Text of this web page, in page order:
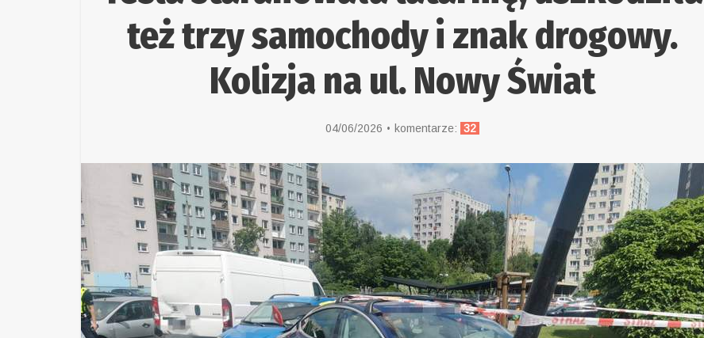
też trzy samochody i znak drogowy.
Kolizja na ul. Nowy Świat
04/06/2026 komentarze: 32